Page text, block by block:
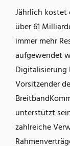
Jährlich
über 61
immer mehr
aufgewendet
Digitalisierung
Vorsitzender
unterstützt
zahlreiche